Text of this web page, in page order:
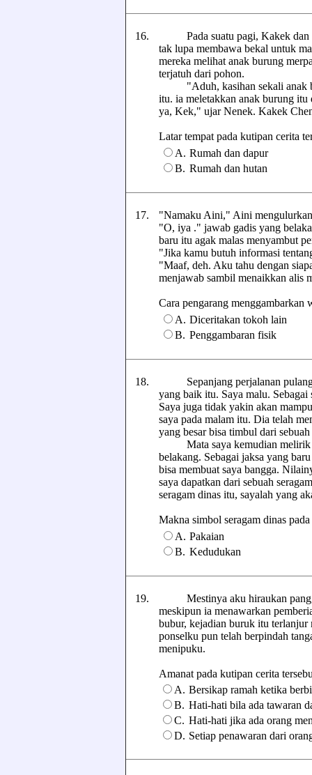
16.
Pada suatu pagi, Kakek dan
tak lupa membawa bekal untuk
mereka melihat anak burung
terjatuh dari pohon.
"Aduh, kasihan sekali anak
itu. ia meletakkan anak burung
ya, Kek," ujar Nenek. Kakek
Latar tempat pada kutipan cerita
A. Rumah dan dapur
B. Rumah dan hutan
17.
"Namaku Aini," Aini
"O, iya ." jawab gadis yang
baru itu agak malas menyambut
"Jika kamu butuh informasi
"Maaf, deh. Aku tahu dengan
menjawab sambil menaikkan alis
Cara pengarang menggambarkan
A. Diceritakan tokoh lain
B. Penggambaran fisik
18.
Sepanjang perjalanan pulang,
yang baik itu. Saya malu. Sebagai
Saya juga tidak yakin akan
saya pada malam itu. Dia telah
yang besar bisa timbul dari
Mata saya kemudian melirik
belakang. Sebagai jaksa yang
bisa membuat saya bangga.
saya dapatkan dari sebuah
seragam dinas itu, sayalah yang
Makna simbol seragam dinas
A. Pakaian
B. Kedudukan
19.
Mestinya aku hiraukan
meskipun ia menawarkan
bubur, kejadian buruk itu terlanjur
ponselku pun telah berpindah
menipuku.
Amanat pada kutipan cerita
A. Bersikap ramah ketika
B. Hati-hati bila ada tawaran
C. Hati-hati jika ada orang
D. Setiap penawaran dari